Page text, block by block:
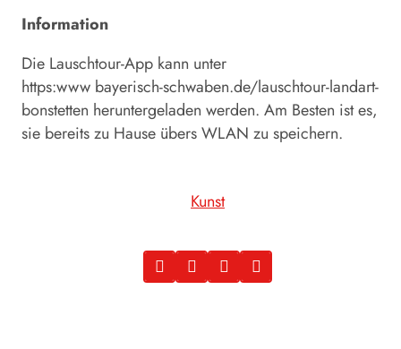
Information
Die Lauschtour-App kann unter
https:www bayerisch-schwaben.de/lauschtour-landart-
bonstetten heruntergeladen werden. Am Besten ist es,
sie bereits zu Hause übers WLAN zu speichern.
Kunst